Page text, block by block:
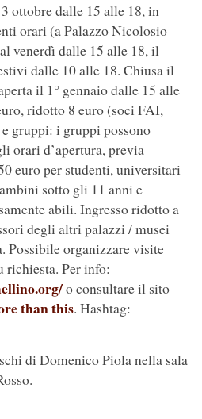
ottobre dalle 15 alle 18, in
orari (a Palazzo Nicolosio
venerdì dalle 15 alle 18, il
dalle 10 alle 18. Chiusa il
il 1° gennaio dalle 15 alle
ridotto 8 euro (soci FAI,
gruppi: i gruppi possono
orari d’apertura, previa
euro per studenti, universitari
sotto gli 11 anni e
abili. Ingresso ridotto a
degli altri palazzi / musei
Possibile organizzare visite
richiesta. Per info:
o consultare il sito
than this. Hashtag:
di Domenico Piola nella sala